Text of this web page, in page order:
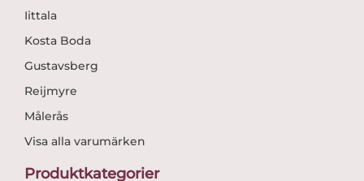
Iittala
Kosta Boda
Gustavsberg
Reijmyre
Målerås
Visa alla varumärken
Produktkategorier